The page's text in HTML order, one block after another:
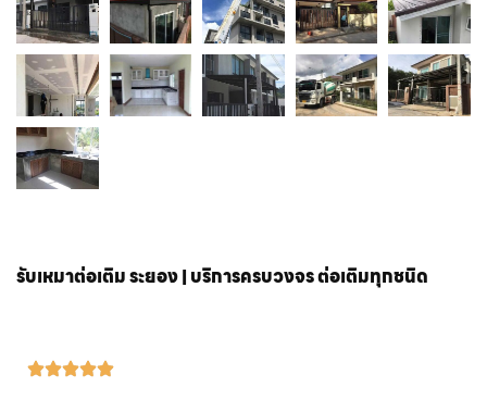
รับเหมาต่อเติม ระยอง | บริการครบวงจร ต่อเติมทุกชนิด